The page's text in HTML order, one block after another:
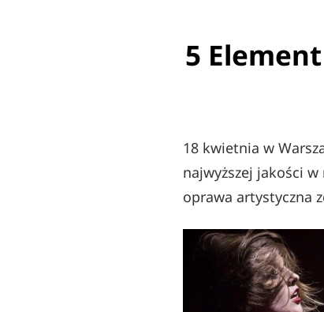
5
18 kwietnia w
najwyższej jakości
oprawa artystyczna